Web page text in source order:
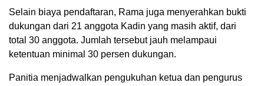
Selain biaya pendaftaran, Rama juga menyerahkan bukti
dukungan dari 21 anggota Kadin yang masih aktif, dari
total 30 anggota. Jumlah tersebut jauh melampaui
ketentuan minimal 30 persen dukungan.
Panitia menjadwalkan pengukuhan ketua dan pengurus